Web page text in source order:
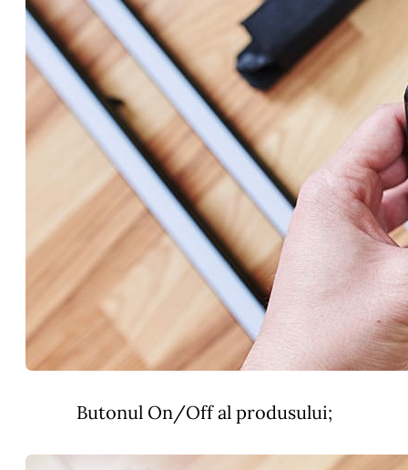
Butonul On/Off al produsului;